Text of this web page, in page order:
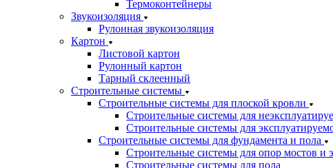
Термоконтейнеры
Звукоизоляция
Рулонная звукоизоляция
Картон
Листовой картон
Рулонный картон
Тарный склеенный
Строительные системы
Строительные системы для плоской кровли
Строительные системы для
Строительные системы для
Строительные системы для фундамента и пола
Строительные системы для опор мостов и
Строительные системы для пола